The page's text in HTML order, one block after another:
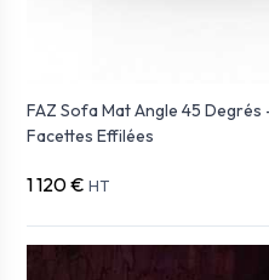
FAZ Sofa Mat Angle 45
Facettes Effilées
1 120 € HT